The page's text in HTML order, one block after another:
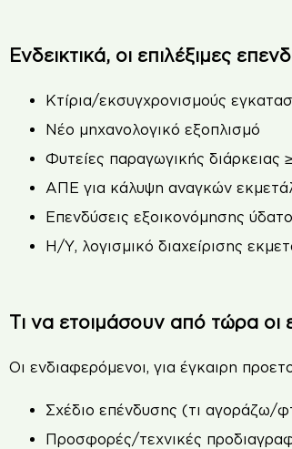
Ενδεικτικά, οι επιλέξιμες
Κτίρια/εκσυγχρονισμούς
Νέο μηχανολογικό εξοπλισμό
Φυτείες παραγωγικής
ΑΠΕ για κάλυψη αναγκών
Επενδύσεις εξοικονόμησης
Η/Υ, λογισμικό διαχείρισης
Τι να ετοιμάσουν από τώρα οι
Οι ενδιαφερόμενοι, για έγκαιρη
Σχέδιο επένδυσης (τι αγοράζω/
Προσφορές/τεχνικές